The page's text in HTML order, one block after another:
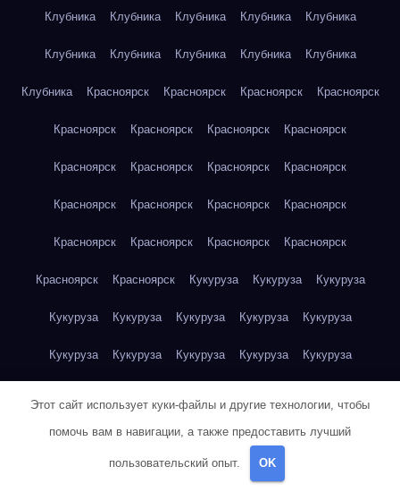
Клубника Клубника Клубника Клубника Клубника
Клубника Клубника Клубника Клубника Клубника
Клубника Красноярск Красноярск Красноярск Красноярск
Красноярск Красноярск Красноярск Красноярск
Красноярск Красноярск Красноярск Красноярск
Красноярск Красноярск Красноярск Красноярск
Красноярск Красноярск Красноярск Красноярск
Красноярск Красноярск Кукуруза Кукуруза Кукуруза
Кукуруза Кукуруза Кукуруза Кукуруза Кукуруза
Кукуруза Кукуруза Кукуруза Кукуруза Кукуруза
Куриная грудка Куриная грудка Куриная грудка
Куриная грудка Куриная грудка Куриная грудка
Этот сайт использует куки-файлы и другие технологии, чтобы
помочь вам в навигации, а также предоставить лучший
пользовательский опыт. OK